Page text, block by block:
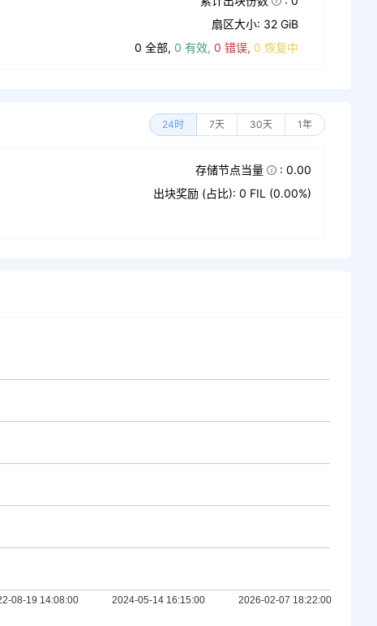
扇区大小: 32 GiB
0 全部, 0 有效, 0 错误, 0 恢复中
24时 7天 30天 1年
存储节点当量
: 0.00
出块奖励 (占比): 0 FIL (0.00%)